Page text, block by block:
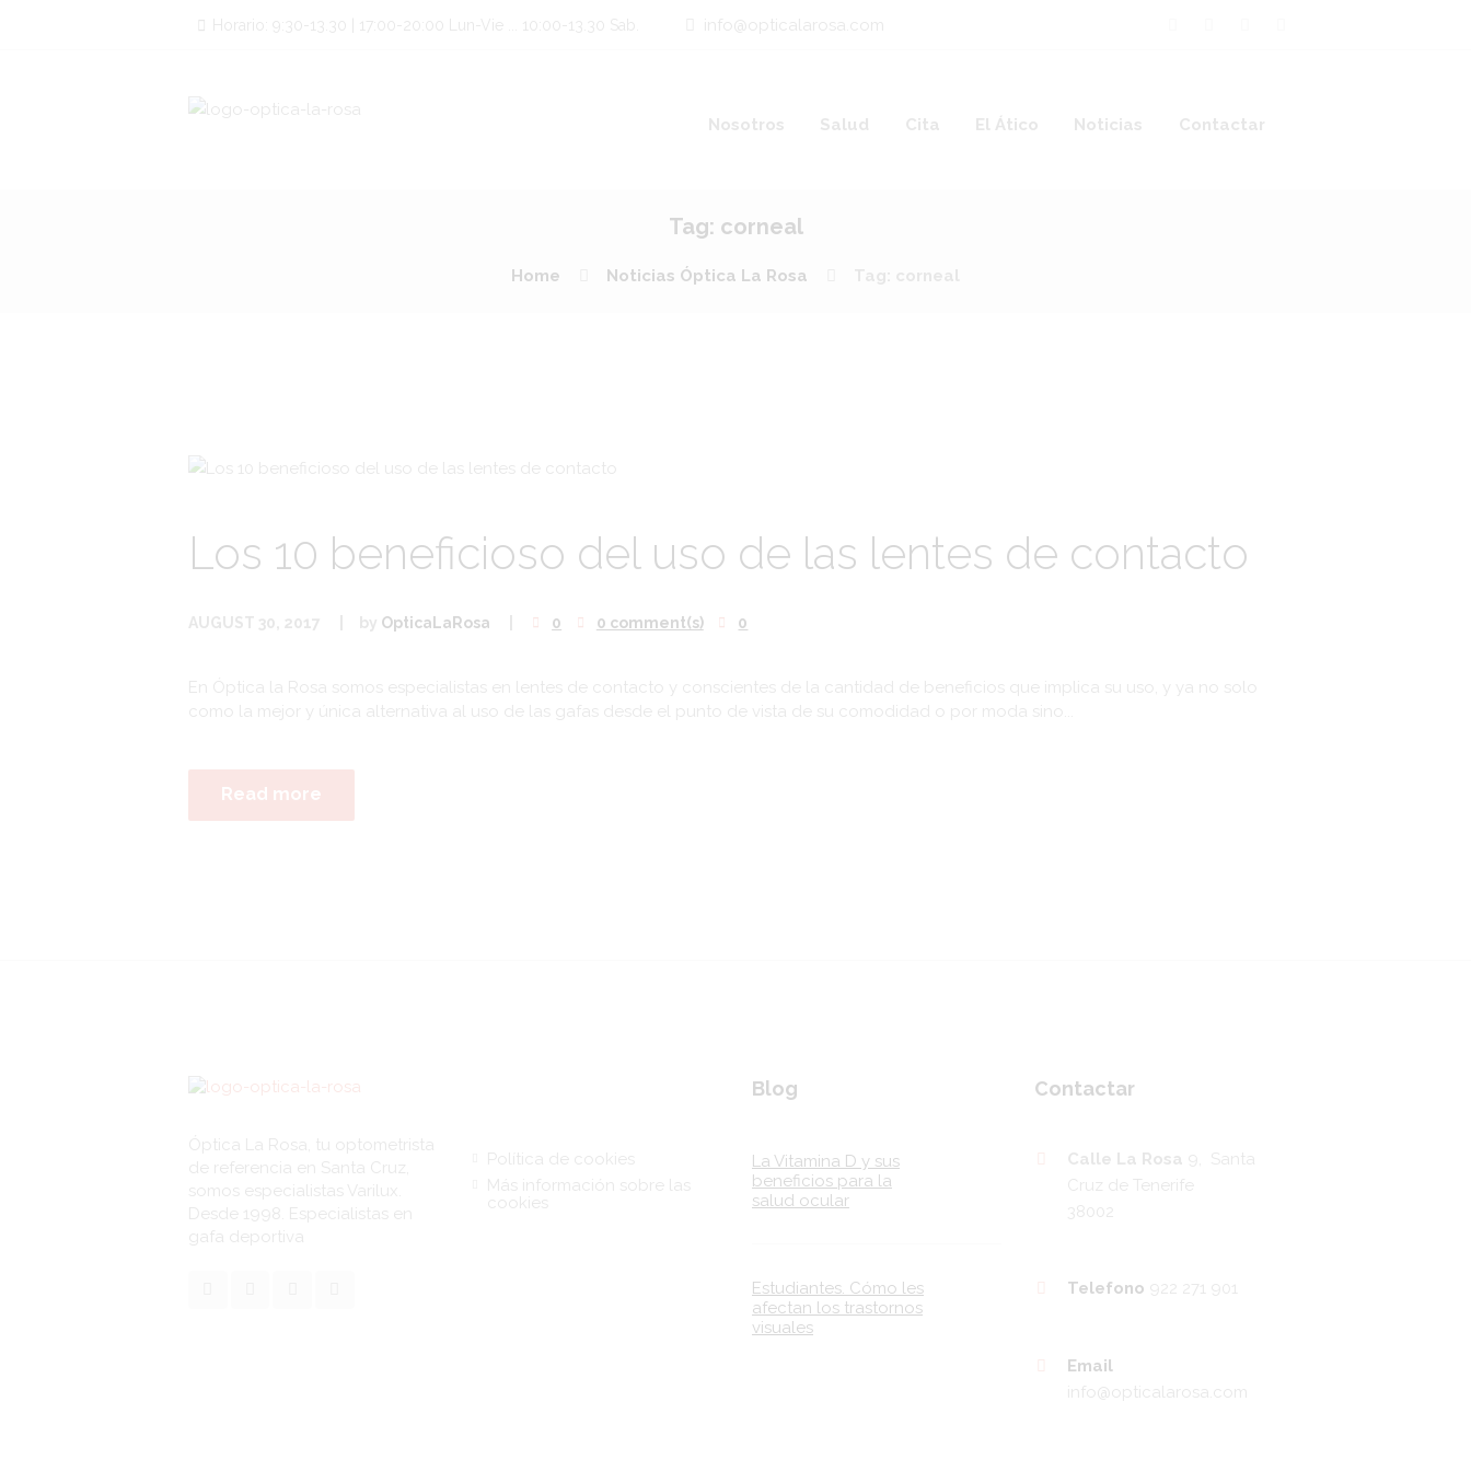
info@opticalarosa.com
Horario: 9:30-13.30 | 17:00-20:00 Lun-Vie ... 10:00-13.30 Sab.
Nosotros Salud Cita El Ático Noticias Contactar
Tag: corneal
Home Noticias Óptica La Rosa
Los 10 beneficioso del uso de las lentes de contacto
AUGUST 30, 2017 by OpticaLaRosa 0 0 comment(s) 0
En Óptica la Rosa somos especialistas en lentes de contacto y conscientes de la cantidad de beneficios que implica su uso, y ya no solo
como la mejor y única alternativa al uso de las gafas desde el punto de vista de su comodidad o por moda sino...
Read more
Óptica La Rosa, tu optometrista
de referencia en Santa Cruz,
somos especialistas Varilux.
Desde 1998. Especialistas en
gafa deportiva
Política de cookies
Más información sobre las
cookies
Blog
La Vitamina D y sus
beneficios para la
salud ocular
Estudiantes. Cómo les
afectan los trastornos
visuales
Contactar
Calle La Rosa 9, Santa
Cruz de Tenerife
38002
Telefono 922 271 901
Email
info@opticalarosa.com